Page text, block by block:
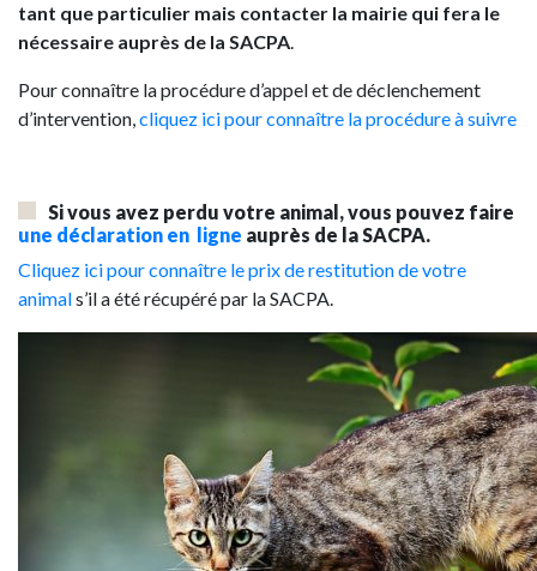
tant que particulier mais contacter la mairie qui fera le
nécessaire auprès de la SACPA.
Pour connaître la procédure d’appel et de déclenchement
d’intervention,cliquez ici pour connaître la procédure à suivre
Si vous avez perdu votre animal, vous pouvez faire
une déclaration en ligne auprès de la SACPA.
Cliquez ici pour connaître le prix de restitution de votre
animals’il a été récupéré par la SACPA.